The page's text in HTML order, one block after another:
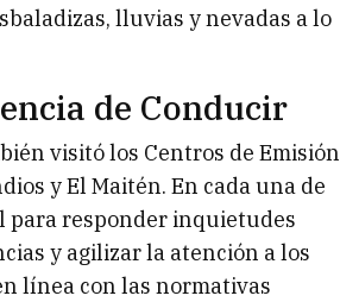
lluvias y nevadas a lo
de Conducir
visitó los Centros de Emisión
y El Maitén. En cada una de
para responder inquietudes
y agilizar la atención a los
línea con las normativas